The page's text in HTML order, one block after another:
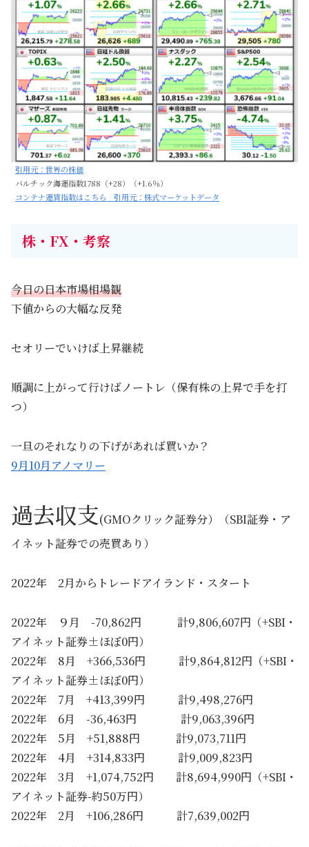
引用元：世界の株価
バルチック海運指数1788（+28）（+1.6％）
コンテナ運賃指数はこちら 引用元：株式マーケットデータ
株・FX・考察
今日の日本市場相場観
下値からの大幅な反発
セオリーでいけば上昇継続
順調に上がって行けばノートレ（保有株の上昇で手を打
つ）
一旦のそれなりの下げがあれば買いか？
9月10月アノマリー
過去収支(GMOクリック証券分）（SBI証券・ア
イネット証券での売買あり）
2022年 2月からトレードアイランド・スタート
2022年 ９月 -70,862円 計9,806,607円（+SBI・
アイネット証券±ほぼ0円）
2022年 8月 +366,536円 計9,864,812円（+SBI・
アイネット証券±ほぼ0円）
2022年 7月 +413,399円 計9,498,276円
2022年 6月 -36,463円 計9,063,396円
2022年 5月 +51,888円 計9,073,711円
2022年 4月 +314,833円 計9,009,823円
2022年 3月 +1,074,752円 計8,694,990円（+SBI・
アイネット証券-約50万円）
2022年 2月 +106,286円 計7,639,002円